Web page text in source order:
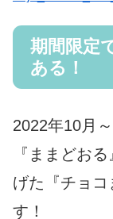
期間限定
ある！
2022年10月
『ままどお
げた『チョコ
す！